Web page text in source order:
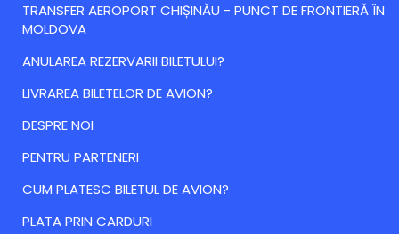
TRANSFER AEROPORT CHIȘINĂU - PUNCT DE FRONTIERĂ ÎN
MOLDOVA
ANULAREA REZERVARII BILETULUI?
LIVRAREA BILETELOR DE AVION?
DESPRE NOI
PENTRU PARTENERI
CUM PLATESC BILETUL DE AVION?
PLATA PRIN CARDURI